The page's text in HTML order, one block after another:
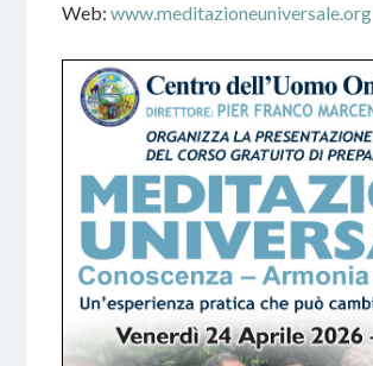
Web:www.meditazioneuniversale.org